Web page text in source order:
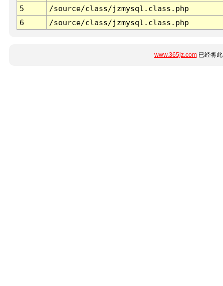
5
/source/class/jzmysql.class.php
6
/source/class/jzmysql.class.php
www.365jz.com已经将此